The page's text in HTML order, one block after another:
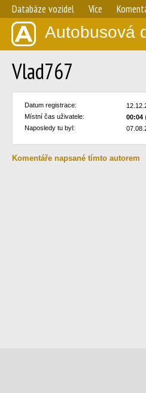
Databáze vozidel Více
Autobusová
Vlad767
Datum registrace:
Místní čas uživatele:
00:04
Naposledy tu byl:
Komentáře napsané tímto autorem